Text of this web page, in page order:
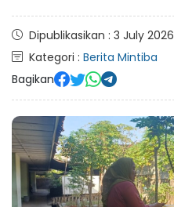
Dipublikasikan : 3 July 2026
Kategori : Berita Mintiba
Bagikan